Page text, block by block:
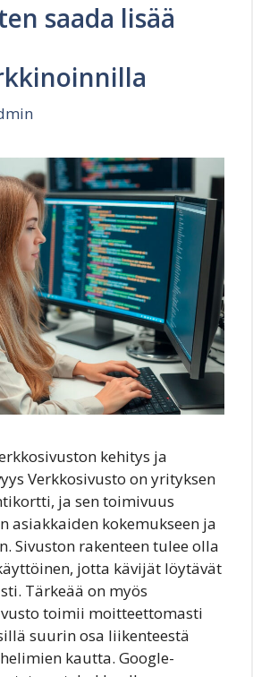
saada lisää
kehitys ja
Verkkosivusto on yrityksen
ja sen toimivuus
asiakkaiden kokemukseen ja
Sivuston rakenteen tulee olla
jotta kävijät löytävät
Tärkeää on myös
toimii moitteettomasti
suurin osa liikenteestä
kautta. Google-